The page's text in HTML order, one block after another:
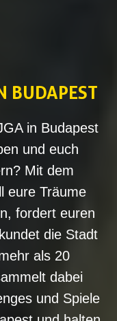
BUDAPEST
in Budapest
und euch
Mit dem
eure Träume
fordert euren
die Stadt
als 20
dabei
und Spiele